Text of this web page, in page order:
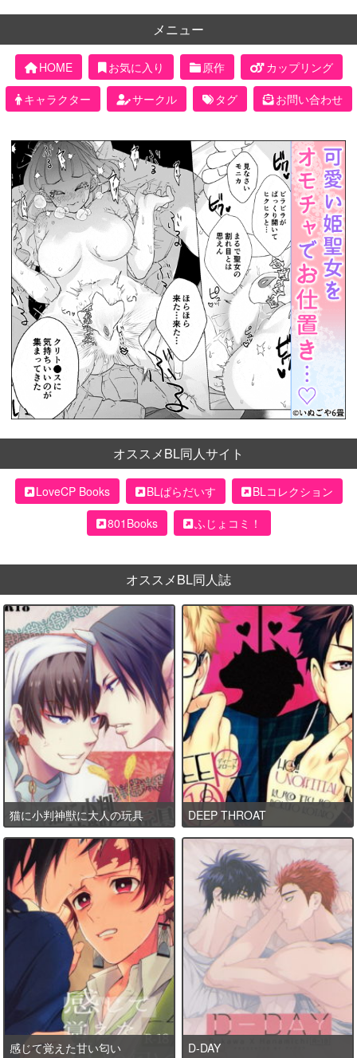
メニュー
HOME お気に入り 原作
カップリング
キャラクター
サークル タグ お問い合わせ
オススメBL同人サイト
LoveCP Books BLぱらだいす
BLコレクション
801Books
ふじょコミ！
オススメBL同人誌
猫に小判神獣に大人の玩具 DEEP THROAT
感じて覚えた甘い匂い D-DAY